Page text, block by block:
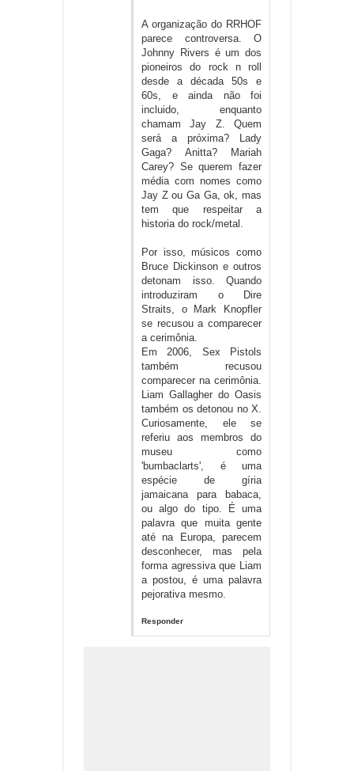
A organização do RRHOF
parece controversa. O
Johnny Rivers é um dos
pioneiros do rock n roll
desde a década 50s e
60s, e ainda não foi
incluido, enquanto
chamam Jay Z. Quem
será a próxima? Lady
Gaga? Anitta? Mariah
Carey? Se querem fazer
média com nomes como
Jay Z ou Ga Ga, ok, mas
tem que respeitar a
historia do rock/metal.
Por isso, músicos como
Bruce Dickinson e outros
detonam isso. Quando
introduziram o Dire
Straits, o Mark Knopfler
se recusou a comparecer
a cerimônia.
Em 2006, Sex Pistols
também recusou
comparecer na cerimônia.
Liam Gallagher do Oasis
também os detonou no X.
Curiosamente, ele se
referiu aos membros do
museu como
'bumbaclarts', é uma
espécie de gíria
jamaicana para babaca,
ou algo do tipo. É uma
palavra que muita gente
até na Europa, parecem
desconhecer, mas pela
forma agressiva que Liam
a postou, é uma palavra
pejorativa mesmo.
Responder